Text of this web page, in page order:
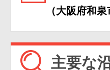
（大阪府和泉
主要な